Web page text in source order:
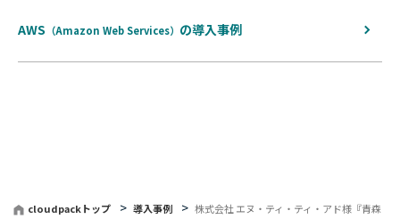
AWS （Amazon Web Services） の導入事例
cloudpackトップ 導入事例
株式会社 エヌ・ティ・ティ・アド様『青森